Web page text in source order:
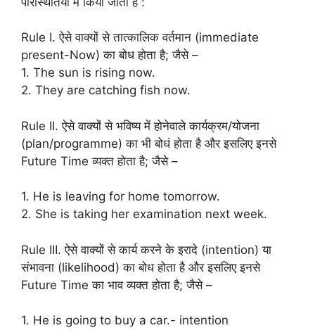
Rule I. ऐसे वाक्यों से तात्कालिक वर्तमान (immediate
present-Now) का बोध होता है; जैसे –
1. The sun is rising now.
2. They are catching fish now.
Rule II. ऐसे वाक्यों से भविष्य में होनेवाले कार्यक्रम/योजना
(plan/programme) का भी बोधं होता है और इसलिए इनसे
Future Time व्यक्त होता है; जैसे –
1. He is leaving for home tomorrow.
2. She is taking her examination next week.
Rule III. ऐसे वाक्यों से कार्य करने के इरादे (intention) या
संभावना (likelihood) का बोध होता है और इसलिए इनसे
Future Time का भाव व्यक्त होता है; जैसे –
1. He is going to buy a car.- intention